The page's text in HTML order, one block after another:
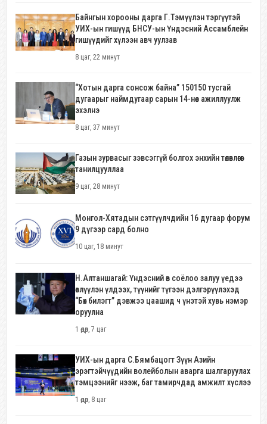
Байнгын хорооны дарга Г.Тэмүүлэн тэргүүтэй
УИХ-ын гишүүд БНСУ-ын Үндэсний Ассамблейн
гишүүдийг хүлээн авч уулзав
8 цаг, 22 минут
“Хотын дарга сонсож байна” 150150 тусгай
дугаарыг наймдугаар сарын 14-нөөс ажиллуулж
эхэлнэ
8 цаг, 37 минут
Газын зурвасыг зэвсэггүй болгох энхийн төлөвлөгөөг
танилцууллаа
9 цаг, 28 минут
Монгол-Хятадын сэтгүүлчдийн 16 дугаар форум
9 дүгээр сард болно
10 цаг, 18 минут
Н.Алтаншагай: Үндэсний өв соёлоо залуу үедээ
өвлүүлэн үлдээх, түүнийг түгээн дэлгэрүүлэхэд
“Бөх билэгт” дэвжээ цаашид ч үнэтэй хувь нэмэр
оруулна
1 өдөр, 7 цаг
УИХ-ын дарга С.Бямбацогт Зүүн Азийн
эрэгтэйчүүдийн волейболын аварга шалгаруулах
тэмцээнийг нээж, баг тамирчдад амжилт хүслээ
1 өдөр, 8 цаг